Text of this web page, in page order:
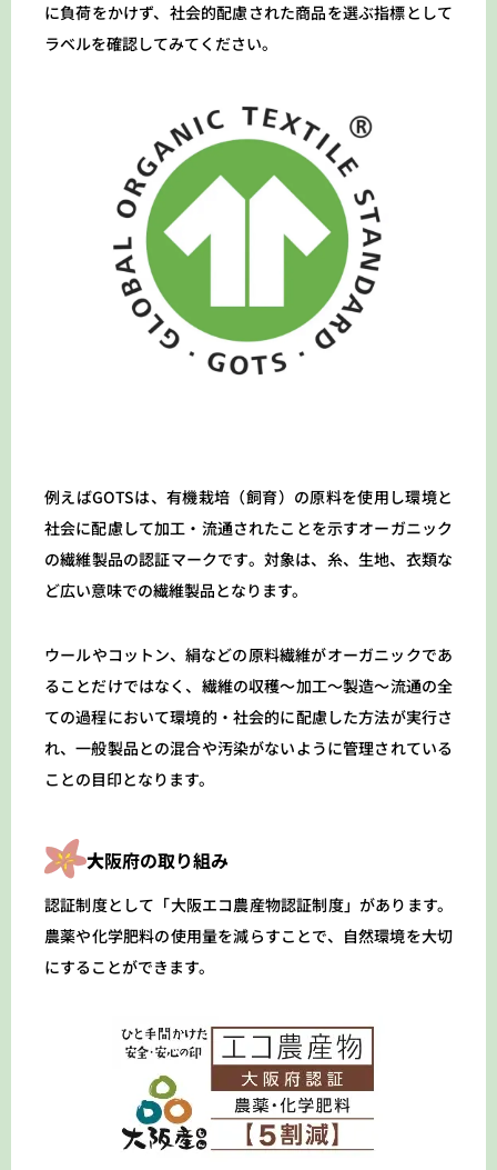
に負荷をかけず、社会的配慮された商品を選ぶ指標として
ラベルを確認してみてください。
例えばGOTSは、有機栽培（飼育）の原料を使用し環境と
社会に配慮して加工・流通されたことを示すオーガニック
の繊維製品の認証マークです。対象は、糸、生地、衣類な
ど広い意味での繊維製品となります。
ウールやコットン、絹などの原料繊維がオーガニックであ
ることだけではなく、繊維の収穫〜加工〜製造〜流通の全
ての過程において環境的・社会的に配慮した方法が実行さ
れ、一般製品との混合や汚染がないように管理されている
ことの目印となります。
大阪府の取り組み
認証制度として「大阪エコ農産物認証制度」があります。
農薬や化学肥料の使用量を減らすことで、自然環境を大切
にすることができます。